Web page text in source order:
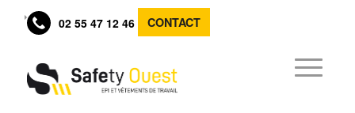
02 55 47 12 46 CONTACT